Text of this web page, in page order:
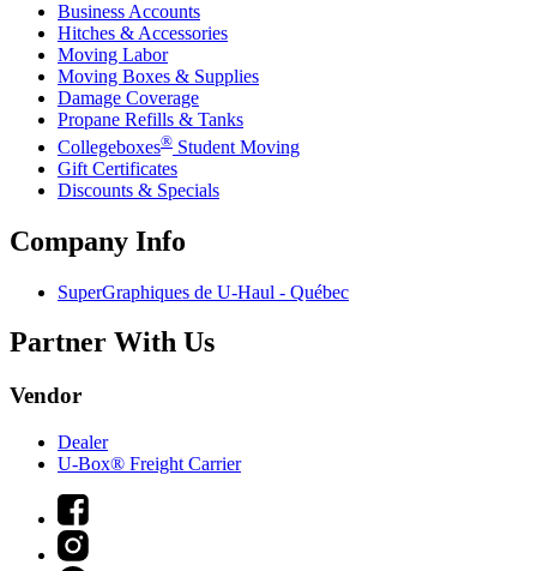
Business Accounts
Hitches & Accessories
Moving Labor
Moving Boxes & Supplies
Damage Coverage
Propane Refills & Tanks
Collegeboxes® Student Moving
Gift Certificates
Discounts & Specials
Company Info
SuperGraphiques de U-Haul - Québec
Partner With Us
Vendor
Dealer
U-Box® Freight Carrier